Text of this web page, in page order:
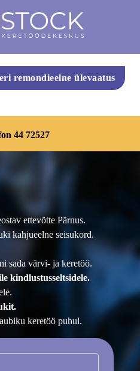
remondieelne ülevaatus
44 72527
ettevõtte Pärnus.
kahjueelne seisukord.
sada värvi- ja keretöö.
kindlustusseltsidele.
keretöö puhul.